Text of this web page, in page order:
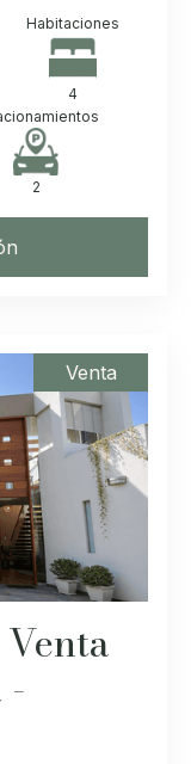
Habitaciones
4
2
Venta